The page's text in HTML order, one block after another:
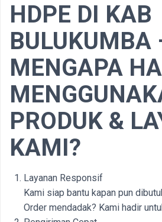
HDPE DI KAB
BULUKUMBA
MENGAPA
PRODUK &
KAMI?
Layanan Responsif
Kami siap bantu kapan pun
Order mendadak? Kami hadir